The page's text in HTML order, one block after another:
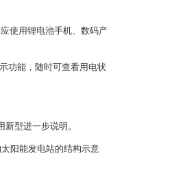
使用锂电池手机、数码产
功能，随时可查看用电状
型进一步说明。
阳能发电站的结构示意